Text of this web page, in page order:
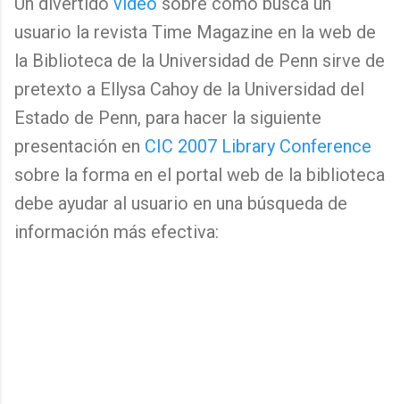
usuario la revista Time Magazine en la web de
la Biblioteca de la Universidad de Penn sirve de
pretexto a Ellysa Cahoy de la Universidad del
Estado de Penn, para hacer la siguiente
presentación en CIC 2007 Library Conference
sobre la forma en el portal web de la biblioteca
debe ayudar al usuario en una búsqueda de
información más efectiva: